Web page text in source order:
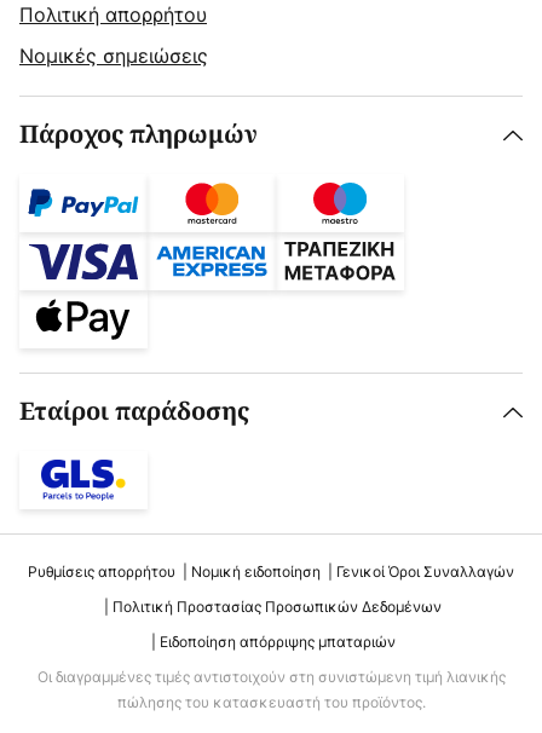
Πολιτική απορρήτου
Νομικές σημειώσεις
Πάροχος πληρωμών
Εταίροι παράδοσης
Ρυθμίσεις απορρήτου Νομική ειδοποίηση
Γενικοί Όροι Συναλλαγών
Πολιτική Προστασίας Προσωπικών Δεδομένων
Ειδοποίηση απόρριψης μπαταριών
Οι διαγραμμένες τιμές αντιστοιχούν στη συνιστώμενη τιμή λιανικής
πώλησης του κατασκευαστή του προϊόντος.